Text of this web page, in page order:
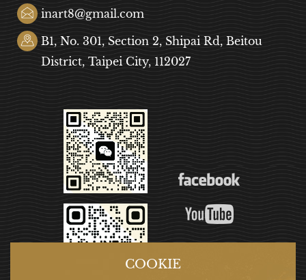
COOKIE
inart8@gmail.com
B1, No. 301, Section 2, Shipai Rd, Beitou
District, Taipei City, 112027